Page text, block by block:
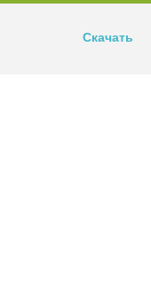
Скачать